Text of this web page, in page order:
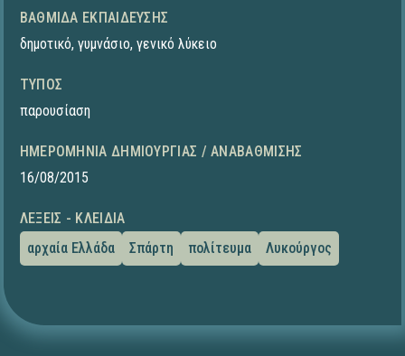
ΒΑΘΜΊΔΑ ΕΚΠΑΊΔΕΥΣΗΣ
δημοτικό, γυμνάσιο, γενικό λύκειο
ΤΎΠΟΣ
παρουσίαση
ΗΜΕΡΟΜΗΝΊΑ ΔΗΜΙΟΥΡΓΊΑΣ / ΑΝΑΒΆΘΜΙΣΗΣ
16/08/2015
ΛΈΞΕΙΣ - ΚΛΕΙΔΙΆ
αρχαία Ελλάδα
Σπάρτη πολίτευμα Λυκούργος